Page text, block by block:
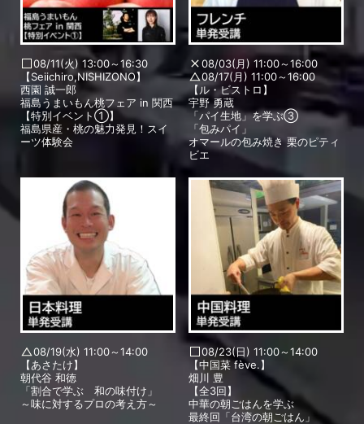
08/11(火) 13:00～16:30
【Seiichiro,NISHIZONO】
西園 誠一郎
福島うまいもん桃フェア in 関西
【特別イベント①】
福島県産・桃の魅力発見！スイ
ーツ体験会
08/03(月) 11:00～16:00
08/17(月) 11:00～16:00
【ル・ビストロ】
宇野 勇蔵
「パイ生地」を学ぶ③
「包みパイ」
オマールの包み焼き 栗のピティ
ビエ
08/19(水) 11:00～14:00
【あさたけ】
朝代谷 和徳
「割合で学ぶ 和の味付け」
～味に対するプロの考え方～
08/23(日) 11:00～14:00
【中国菜 fève.】
畑川 豊
【全3回】
中華の朝ごはんを学ぶ
最終回「台湾の朝ごはん」